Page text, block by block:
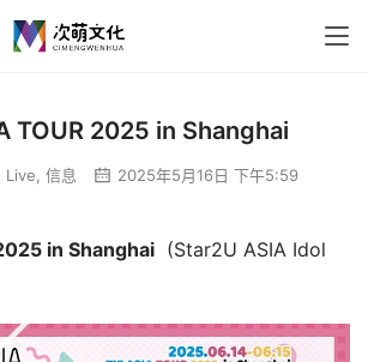
TOUR 2025 in Shanghai
Live 信息 2025年5月16日 下午5:59
in Shanghai
  (Star2U ASIA Idol